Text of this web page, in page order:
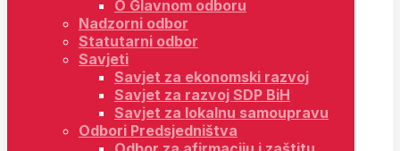
O Glavnom odboru
Nadzorni odbor
Statutarni odbor
Savjeti
Savjet za ekonomski razvoj
Savjet za razvoj SDP BiH
Savjet za lokalnu samoupravu
Odbori Predsjedništva